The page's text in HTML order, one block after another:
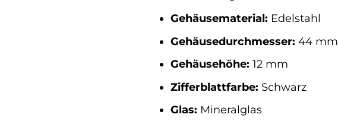
Gehäusematerial: Edelstahl
Gehäusedurchmesser: 44 mm
Gehäusehöhe: 12 mm
Zifferblattfarbe: Schwarz
Glas: Mineralglas